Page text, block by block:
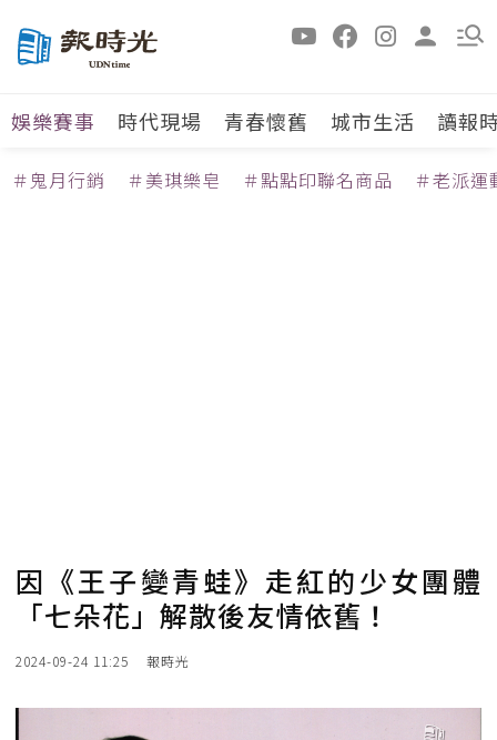
娛樂賽事 時代現場 青春懷舊 城市生活 讀報
＃鬼月行銷 ＃美琪樂皂 ＃點點印聯名商品 ＃老派運
因《王子變青蛙》走紅的少女團體
「七朵花」解散後友情依舊！
2024-09-24 11:25 報時光